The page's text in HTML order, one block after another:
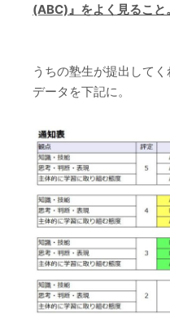
(ABC)』をよく見ること。
うちの塾生が提出して
データを下記に。